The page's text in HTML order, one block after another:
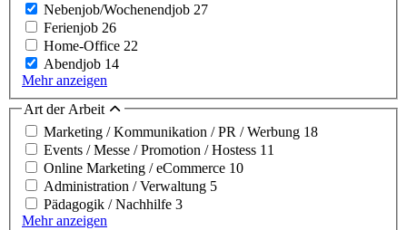
Nebenjob/Wochenendjob 27
Ferienjob 26
Home-Office 22
Abendjob 14
Mehr anzeigen
Art der Arbeit
Marketing / Kommunikation / PR / Werbung 18
Events / Messe / Promotion / Hostess 11
Online Marketing / eCommerce 10
Administration / Verwaltung 5
Pädagogik / Nachhilfe 3
Mehr anzeigen